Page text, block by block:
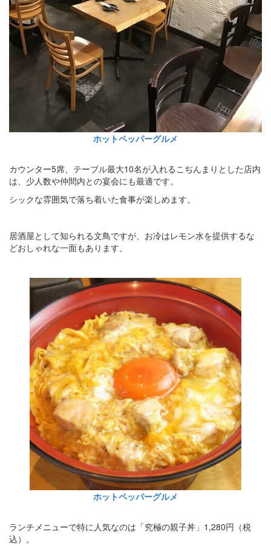
ホットペッパーグルメ
カウンター5席、テーブル最大10名が入れるこぢんまりとした店内
は、少人数や仲間内との宴会にも最適です。
シックな雰囲気で落ち着いた食事が楽しめます。
居酒屋として知られる文鳥ですが、お冷はレモン水を提供するな
どおしゃれな一面もあります。
ホットペッパーグルメ
ランチメニューで特に人気なのは「究極の親子丼」1,280円（税
込）。